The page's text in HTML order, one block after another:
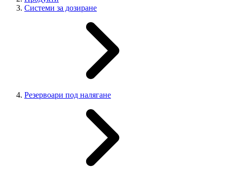
Системи за дозиране
Резервоари под налягане